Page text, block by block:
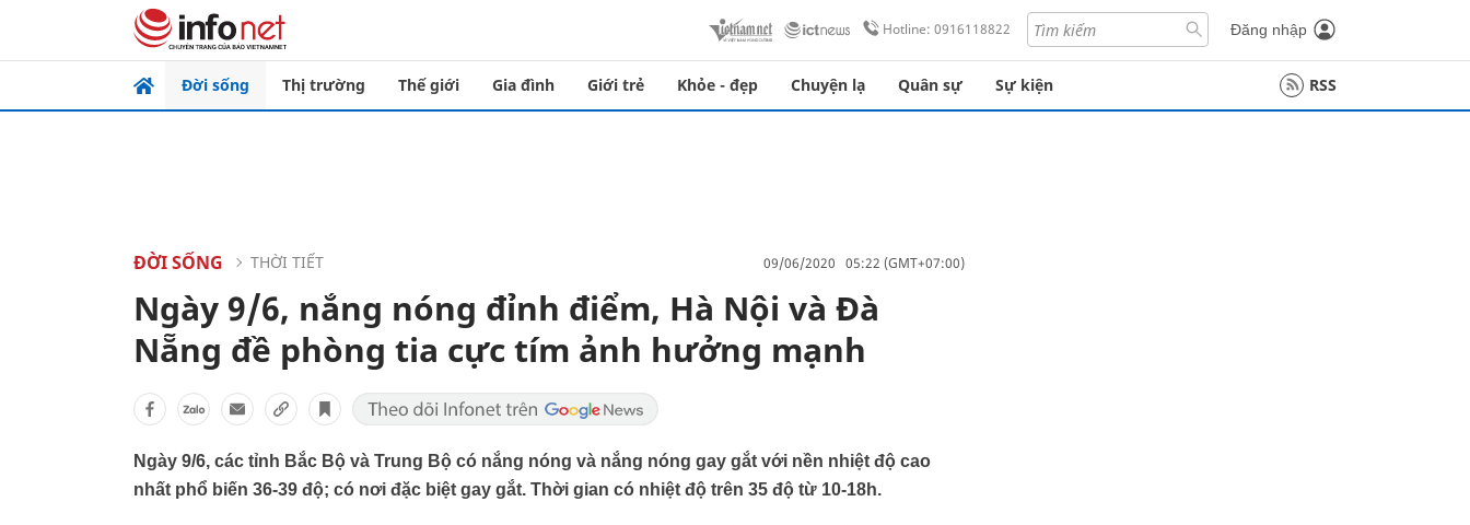
Hotline: 0916118822 Đăng nhập
Đời sống Thị trường Thế giới Gia đình Giới trẻ Khỏe - đẹp Chuyện lạ Quân sự Sự kiện RSS
ĐỜI SỐNG THỜI TIẾT 09/06/2020 05:22 (GMT+07:00)
Ngày 9/6, nắng nóng đỉnh điểm, Hà Nội và Đà
Nẵng đề phòng tia cực tím ảnh hưởng mạnh
Ngày 9/6, các tỉnh Bắc Bộ và Trung Bộ có nắng nóng và nắng nóng gay gắt với nền nhiệt độ cao
nhất phổ biến 36-39 độ; có nơi đặc biệt gay gắt. Thời gian có nhiệt độ trên 35 độ từ 10-18h.